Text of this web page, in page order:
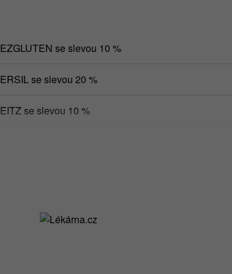
se slevou 10 %
se slevou 20 %
se slevou 10 %